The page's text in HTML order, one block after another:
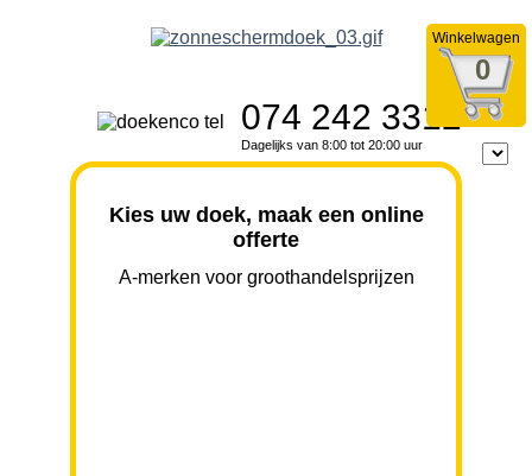
Winkelwagen
0
074 242 3312
Dagelijks van 8:00 tot 20:00 uur
Kies uw doek, maak een online
offerte
A-merken voor groothandelsprijzen